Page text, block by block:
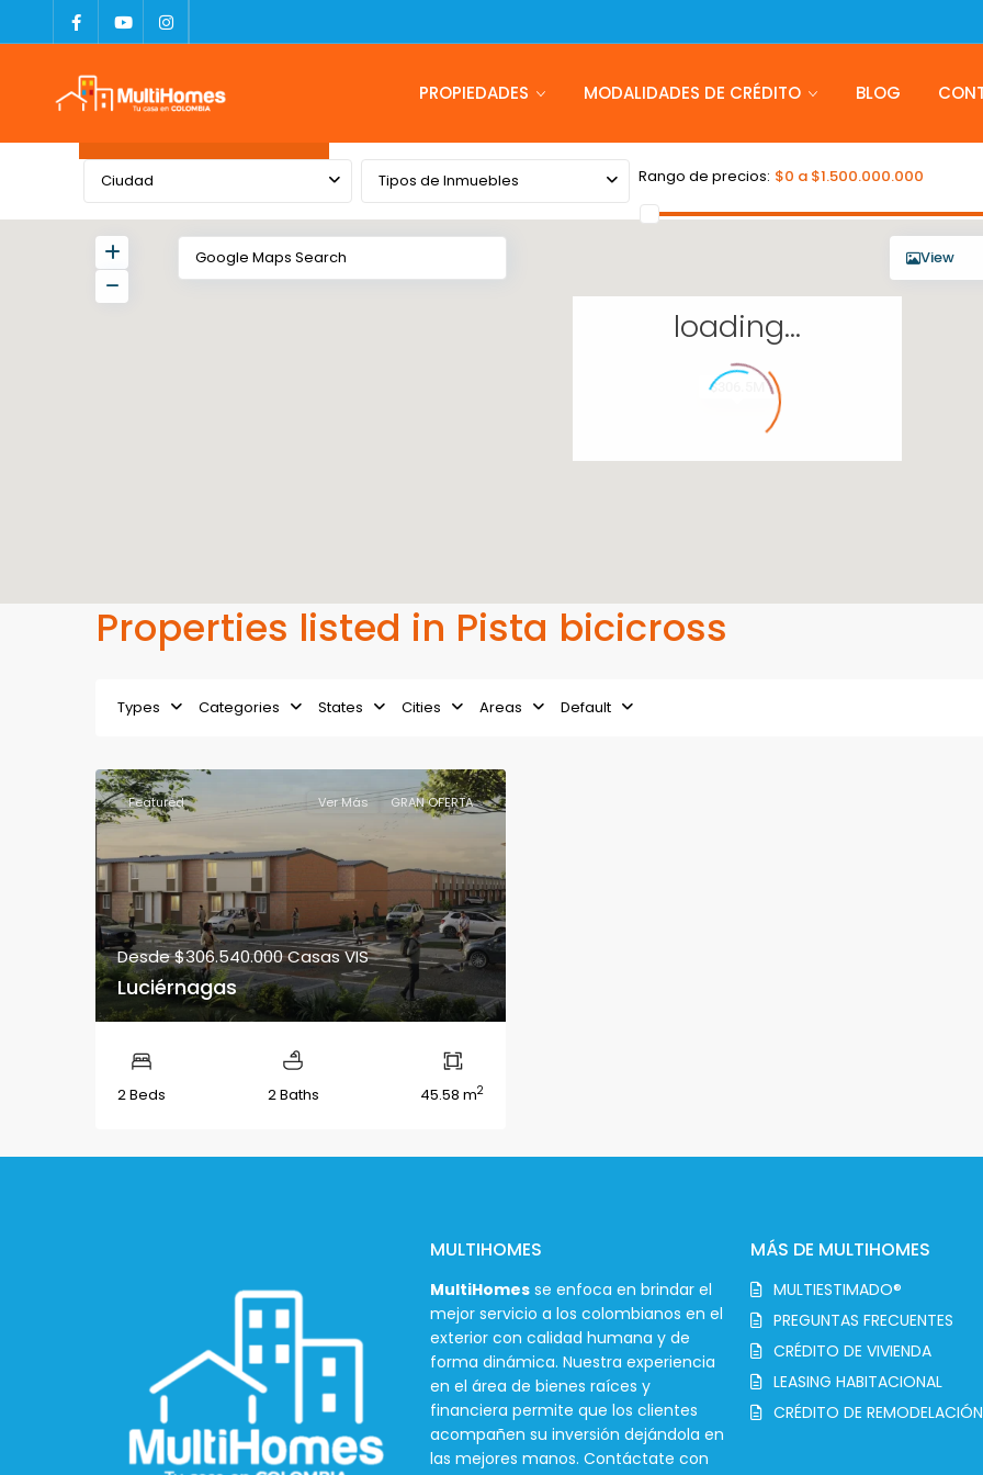
PROPIEDADES MODALIDADES DE CRÉDITO BLOG
Ciudad Tipos de Inmuebles Rango de precios: $0 a $1.500.000.000
$306.5M
loading...
View
Properties listed in Pista bicicross
Types Categories States Cities Areas Default
Featured Ver Más GRAN OFERTA
Desde$306.540.000Casas VIS
Luciérnagas
2 Beds 2 Baths 45.58 m2
MULTIHOMES
MultiHomesse enfoca en brindar el
mejor servicio a los colombianos en el
exterior con calidad humana y de
forma dinámica. Nuestra experiencia
en el área de bienes raíces y
financiera permite que los clientes
acompañen su inversión dejándola en
las mejores manos. Contáctate con
MÁS DE MULTIHOMES
MULTIESTIMADO®
PREGUNTAS FRECUENTES
CRÉDITO DE VIVIENDA
LEASING HABITACIONAL
CRÉDITO DE REMODELACIÓN